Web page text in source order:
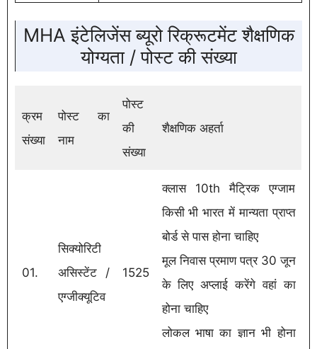
MHA इंटेलिजेंस ब्यूरो रिक्रूटमेंट शैक्षणिक
योग्यता / पोस्ट की संख्या
क्रम
संख्या
पोस्ट का
नाम
पोस्ट
की
संख्या
शैक्षणिक अहर्ता
01.
सिक्योरिटी
असिस्टेंट /
एग्जीक्यूटिव
1525
क्लास 10th मैट्रिक एग्जाम
किसी भी भारत में मान्यता प्राप्त
बोर्ड से पास होना चाहिए
मूल निवास प्रमाण पत्र 30 जून
के लिए अप्लाई करेंगे वहां का
होना चाहिए
लोकल भाषा का ज्ञान भी होना